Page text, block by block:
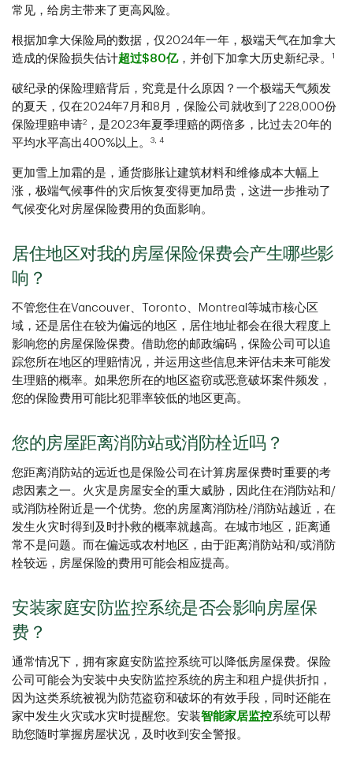
常见，给房主带来了更高风险。
根据加拿大保险局的数据，仅2024年一年，极端天气在加拿大
造成的保险损失估计超过$80亿，并创下加拿大历史新纪录。 1
破纪录的保险理赔背后，究竟是什么原因？一个极端天气频发
的夏天，仅在2024年7月和8月，保险公司就收到了228,000份
保险理赔申请2 ，是2023年夏季理赔的两倍多，比过去20年的
平均水平高出400%以上。
3, 4
更加雪上加霜的是，通货膨胀让建筑材料和维修成本大幅上
涨，极端气候事件的灾后恢复变得更加昂贵，这进一步推动了
气候变化对房屋保险费用的负面影响。
居住地区对我的房屋保险保费会产生哪些影
响？
不管您住在Vancouver、Toronto、Montreal等城市核心区
域，还是居住在较为偏远的地区，居住地址都会在很大程度上
影响您的房屋保险保费。借助您的邮政编码，保险公司可以追
踪您所在地区的理赔情况，并运用这些信息来评估未来可能发
生理赔的概率。如果您所在的地区盗窃或恶意破坏案件频发，
您的保险费用可能比犯罪率较低的地区更高。
您的房屋距离消防站或消防栓近吗？
您距离消防站的远近也是保险公司在计算房屋保费时重要的考
虑因素之一。火灾是房屋安全的重大威胁，因此住在消防站和/
或消防栓附近是一个优势。您的房屋离消防栓/消防站越近，在
发生火灾时得到及时扑救的概率就越高。在城市地区，距离通
常不是问题。而在偏远或农村地区，由于距离消防站和/或消防
栓较远，房屋保险的费用可能会相应提高。
安装家庭安防监控系统是否会影响房屋保
费？
通常情况下，拥有家庭安防监控系统可以降低房屋保费。保险
公司可能会为安装中央安防监控系统的房主和租户提供折扣，
因为这类系统被视为防范盗窃和破坏的有效手段，同时还能在
家中发生火灾或水灾时提醒您。安装智能家居监控系统可以帮
助您随时掌握房屋状况，及时收到安全警报。